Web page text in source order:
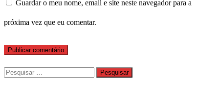
Guardar o meu nome, email e site neste navegador para a
próxima vez que eu comentar.
Pesquisar
por: